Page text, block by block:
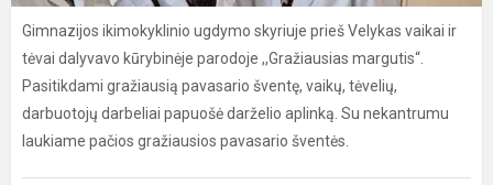
Gimnazijos ikimokyklinio ugdymo skyriuje prieš Velykas vaikai ir
tėvai dalyvavo kūrybinėje parodoje ,,Gražiausias margutis“.
Pasitikdami gražiausią pavasario šventę, vaikų, tėvelių,
darbuotojų darbeliai papuošė darželio aplinką. Su nekantrumu
laukiame pačios gražiausios pavasario šventės.